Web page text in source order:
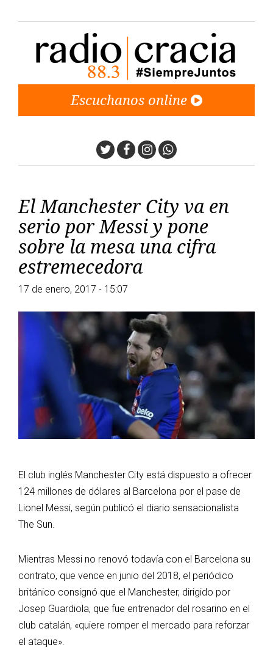
Escuchanos online
TwitterFacebook
Instagram
Whatsapp
El Manchester City va en
serio por Messi y pone
sobre la mesa una cifra
estremecedora
17 de enero, 2017 - 15:07
El club inglés Manchester City está dispuesto a ofrecer
124 millones de dólares al Barcelona por el pase de
Lionel Messi, según publicó el diario sensacionalista
The Sun.
Mientras Messi no renovó todavía con el Barcelona su
contrato, que vence en junio del 2018, el periódico
británico consignó que el Manchester, dirigido por
Josep Guardiola, que fue entrenador del rosarino en el
club catalán, «quiere romper el mercado para reforzar
el ataque».